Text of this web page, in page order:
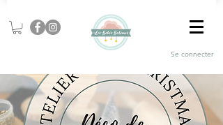
Se connecter